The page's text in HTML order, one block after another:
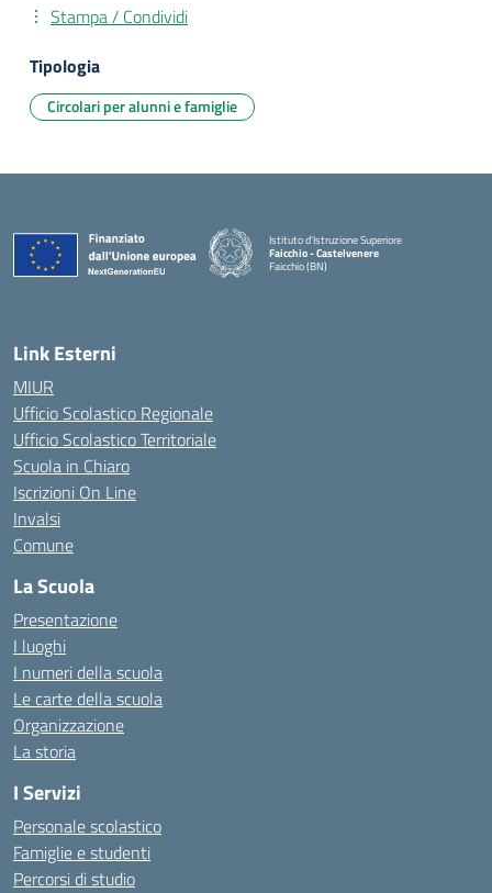
Stampa / Condividi
Tipologia
Circolari per alunni e famiglie
Istituto d'Istruzione Superiore
Faicchio - Castelvenere
Faicchio (BN)
Link Esterni
MIUR
Ufficio Scolastico Regionale
Ufficio Scolastico Territoriale
Scuola in Chiaro
Iscrizioni On Line
Invalsi
Comune
La Scuola
Presentazione
I luoghi
I numeri della scuola
Le carte della scuola
Organizzazione
La storia
I Servizi
Personale scolastico
Famiglie e studenti
Percorsi di studio